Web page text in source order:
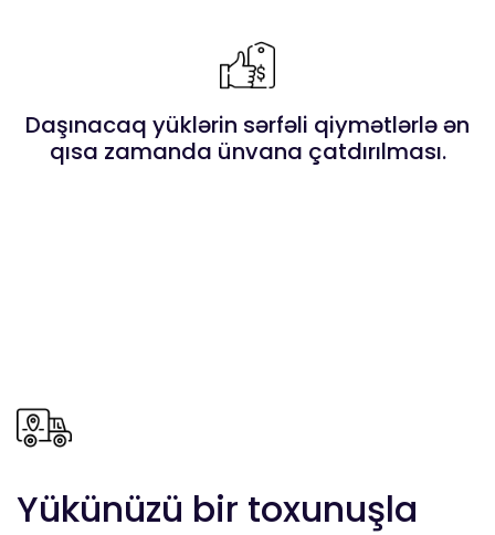
Daşınacaq yüklərin sərfəli qiymətlərlə ən
qısa zamanda ünvana çatdırılması.
Yükünüzü bir toxunuşla